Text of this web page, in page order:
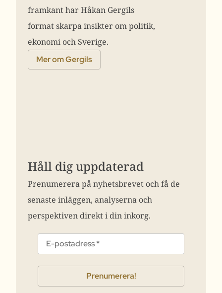
framkant har Håkan Gergils
format skarpa insikter om politik,
ekonomi och Sverige.
Mer om Gergils
Håll dig uppdaterad
Prenumerera på nyhetsbrevet och få de
senaste inläggen, analyserna och
perspektiven direkt i din inkorg.